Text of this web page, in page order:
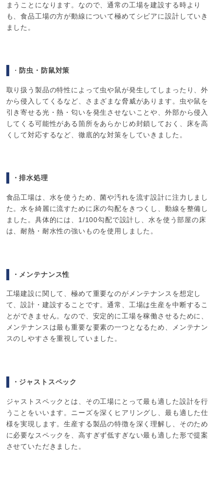
まうことになります。なので、通常の工場を建設する時より
も、食品工場の方が動線について極めてシビアに設計していき
ました。
・ 防虫・防鼠対策
取り扱う製品の特性によって虫や鼠が発生してしまったり、外
から侵入してくるなど、さまざまな脅威があります。虫や鼠を
引き寄せる光・熱・匂いを発生させないことや、外部から侵入
してくる可能性がある箇所をあらかじめ封鎖しておく、床を高
くして対応するなど、徹底的な対策をしていきました。
・排水処理
食品工場は、水を使うため、菌や汚れを流す設計に注力しまし
た。水を綺麗に流すために床の勾配をきつくし、動線を整備し
ました。具体的には、1/100勾配で設計し、水を使う部屋の床
は、耐熱・耐水性の強いものを使用しました。
・メンテナンス性
工場建設に関して、極めて重要なのがメンテナンスを想定し
て、設計・建設することです。通常、工場は生産を中断するこ
とができません。なので、安定的に工場を稼働させるために、
メンテナンスは最も重要な要素の一つとなるため、メンテナン
スのしやすさを重視していました。
・ジャストスペック
ジャストスペックとは、その工場にとって最も適した設計を行
うことをいいます。ニーズを深くヒアリングし、最も適した仕
様を実現します。生産する製品の特徴を深く理解し、そのため
に必要なスペックを、高すぎず低すぎない最も適した形で提案
させていただきました。